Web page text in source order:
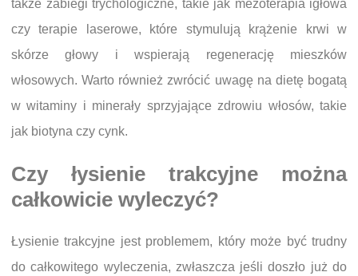
także zabiegi trychologiczne, takie jak mezoterapia igłowa
czy terapie laserowe, które stymulują krążenie krwi w
skórze głowy i wspierają regenerację mieszków
włosowych. Warto również zwrócić uwagę na dietę bogatą
w witaminy i minerały sprzyjające zdrowiu włosów, takie
jak biotyna czy cynk.
Czy łysienie trakcyjne można
całkowicie wyleczyć?
Łysienie trakcyjne jest problemem, który może być trudny
do całkowitego wyleczenia, zwłaszcza jeśli doszło już do